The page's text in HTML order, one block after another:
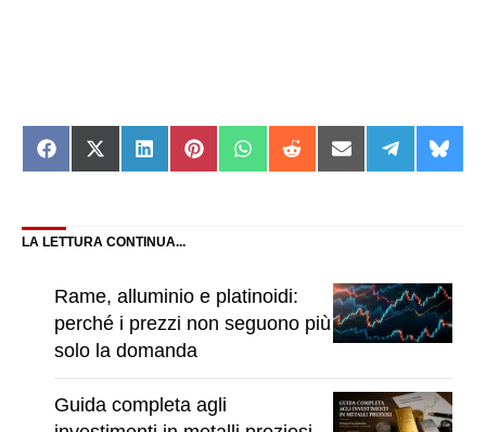
Share
on
Share
on
Share
on
Share
on
Share
on
Share
on
Share
on
Share
on
on
LA LETTURA CONTINUA...
Rame, alluminio e platinoidi:
perché i prezzi non seguono più
solo la domanda
Guida completa agli